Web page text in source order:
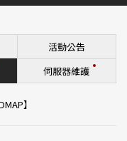
活動公告
伺服器維護
】